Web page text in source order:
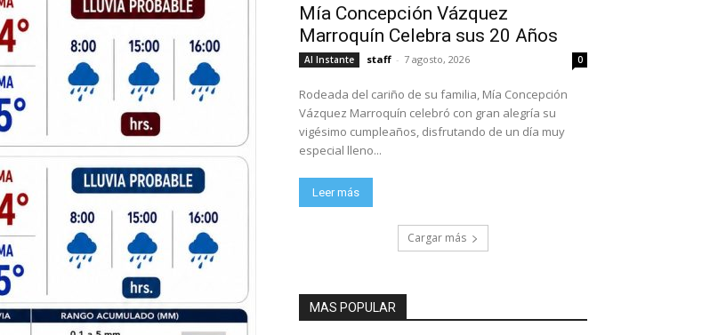
Mía Concepción Vázquez
Marroquín Celebra sus 20 Años
Al Instante staff - 7 agosto, 2026 0
Rodeada del cariño de su familia, Mía Concepción
Vázquez Marroquín celebró con gran alegría su
vigésimo cumpleaños, disfrutando de un día muy
especial lleno...
Leer más
Cargar más
MAS POPULAR